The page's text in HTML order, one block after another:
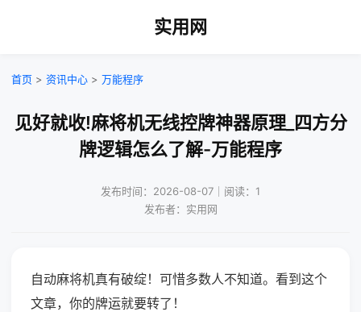
实用网
首页 > 资讯中心 > 万能程序
见好就收!麻将机无线控牌神器原理_四方分
牌逻辑怎么了解-万能程序
发布时间：2026-08-07｜阅读：1
发布者：实用网
自动麻将机真有破绽！可惜多数人不知道。看到这个
文章，你的牌运就要转了！